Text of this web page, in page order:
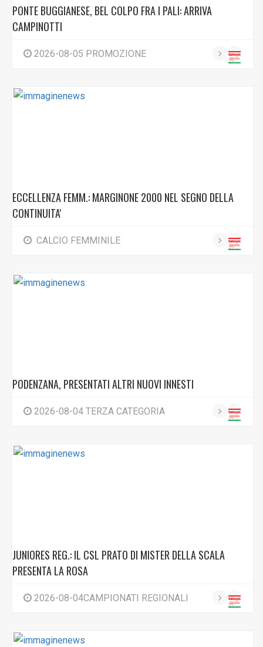
PONTE BUGGIANESE, BEL COLPO FRA I PALI: ARRIVA
CAMPINOTTI
2026-08-05 PROMOZIONE
ECCELLENZA FEMM.: MARGINONE 2000 NEL SEGNO DELLA
CONTINUITA'
CALCIO FEMMINILE
PODENZANA, PRESENTATI ALTRI NUOVI INNESTI
2026-08-04 TERZA CATEGORIA
JUNIORES REG.: IL CSL PRATO DI MISTER DELLA SCALA
PRESENTA LA ROSA
2026-08-04CAMPIONATI REGIONALI